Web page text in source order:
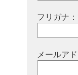
フリガナ：
メールア